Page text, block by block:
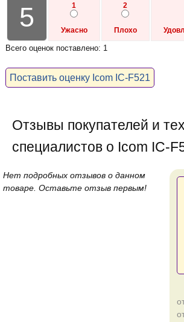
5 1
Ужасно
2
Плохо
Всего оценок поставлено: 1
Поставить оценку Icom IC-F521
Отзывы покупателей и
специалистов о Icom IC-
Нет подробных отзывов о данном
товаре. Оставьте отзыв первым!